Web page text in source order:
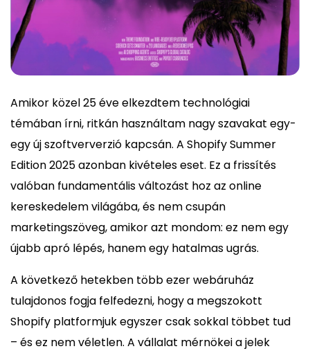
Amikor közel 25 éve elkezdtem technológiai
témában írni, ritkán használtam nagy szavakat egy-
egy új szoftververzió kapcsán. A Shopify Summer
Edition 2025 azonban kivételes eset. Ez a frissítés
valóban fundamentális változást hoz az online
kereskedelem világába, és nem csupán
marketingszöveg, amikor azt mondom: ez nem egy
újabb apró lépés, hanem egy hatalmas ugrás.
A következő hetekben több ezer webáruház
tulajdonos fogja felfedezni, hogy a megszokott
Shopify platformjuk egyszer csak sokkal többet tud
– és ez nem véletlen. A vállalat mérnökei a jelek